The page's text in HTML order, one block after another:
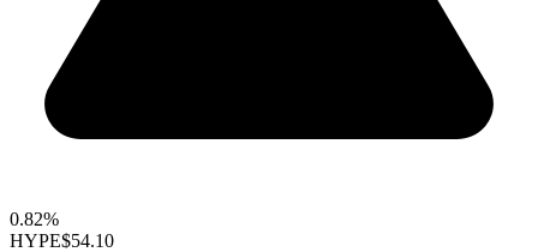
0.82%
HYPE$54.10